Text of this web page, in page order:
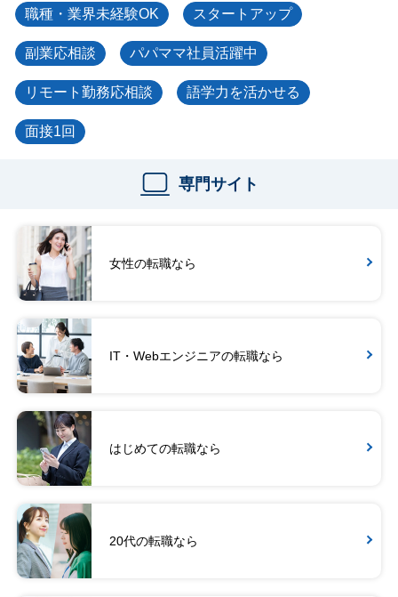
職種・業界未経験OK スタートアップ
副業応相談 パパママ社員活躍中
リモート勤務応相談 語学力を活かせる
面接1回
専門サイト
女性の転職なら
IT・Webエンジニアの転職なら
はじめての転職なら
20代の転職なら